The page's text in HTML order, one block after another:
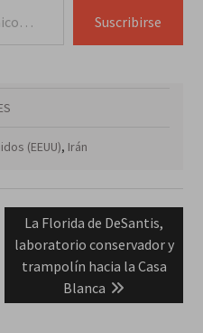
Suscribirse
(EEUU), Irán
Next
post:
La Florida de DeSantis,
laboratorio conservador y
trampolín hacia la Casa
Blanca